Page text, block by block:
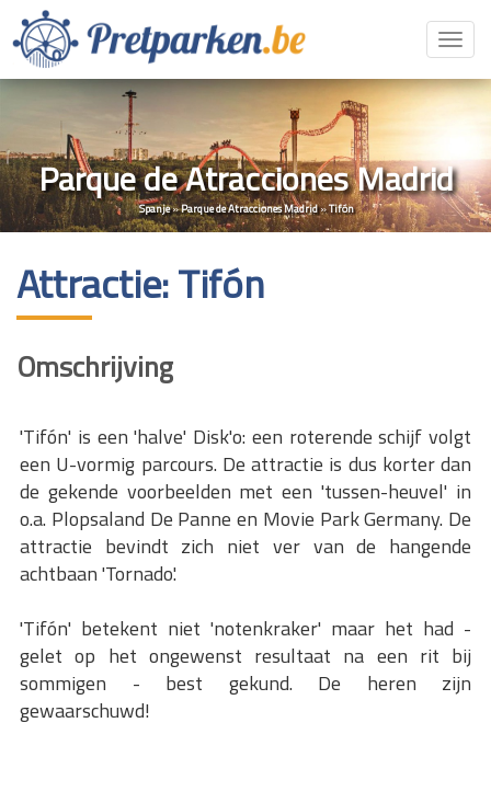
Parque de Atracciones Madrid
Spanje»Parque de Atracciones Madrid»Tifón
Attractie: Tifón
Omschrijving
'Tifón' is een 'halve' Disk'o: een roterende schijf volgt
een U-vormig parcours. De attractie is dus korter dan
de gekende voorbeelden met een 'tussen-heuvel' in
o.a. Plopsaland De Panne en Movie Park Germany. De
attractie bevindt zich niet ver van de hangende
achtbaan 'Tornado'.
'Tifón' betekent niet 'notenkraker' maar het had -
gelet op het ongewenst resultaat na een rit bij
sommigen - best gekund. De heren zijn
gewaarschuwd!